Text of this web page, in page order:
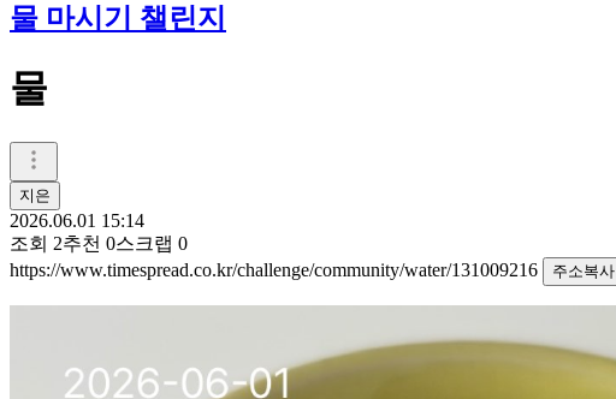
물 마시기 챌린지
물
지은
2026.06.01 15:14
조회 2추천 0스크랩 0
https://www.timespread.co.kr/challenge/community/water/131009216
주소복사